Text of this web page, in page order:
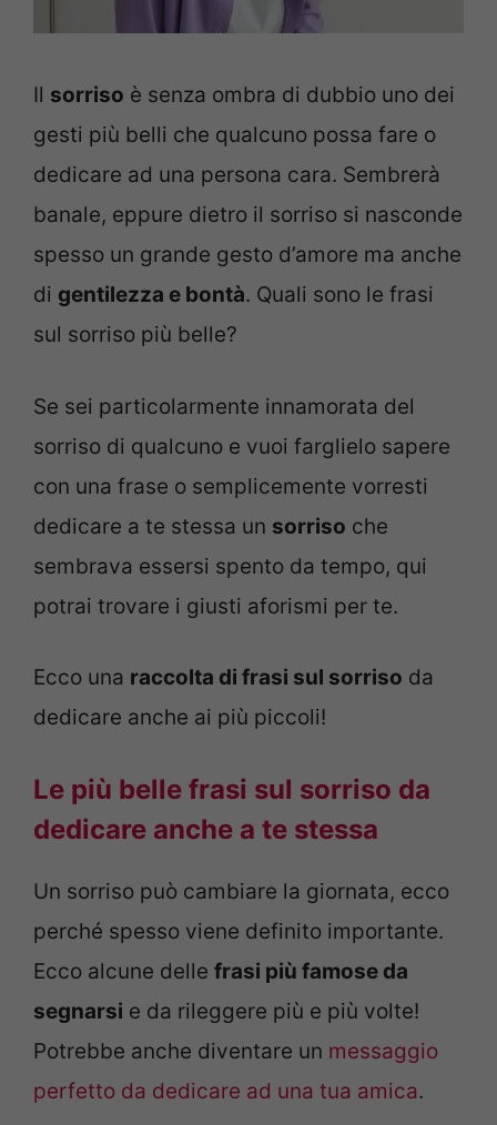
Il sorriso è senza ombra di dubbio uno dei
gesti più belli che qualcuno possa fare o
dedicare ad una persona cara. Sembrerà
banale, eppure dietro il sorriso si nasconde
spesso un grande gesto d’amore ma anche
di gentilezza e bontà. Quali sono le frasi
sul sorriso più belle?
Se sei particolarmente innamorata del
sorriso di qualcuno e vuoi farglielo sapere
con una frase o semplicemente vorresti
dedicare a te stessa un sorriso che
sembrava essersi spento da tempo, qui
potrai trovare i giusti aforismi per te.
Ecco una raccolta di frasi sul sorriso da
dedicare anche ai più piccoli!
Le più belle frasi sul sorriso da
dedicare anche a te stessa
Un sorriso può cambiare la giornata, ecco
perché spesso viene definito importante.
Ecco alcune delle frasi più famose da
segnarsi e da rileggere più e più volte!
Potrebbe anche diventare un messaggio
perfetto da dedicare ad una tua amica.